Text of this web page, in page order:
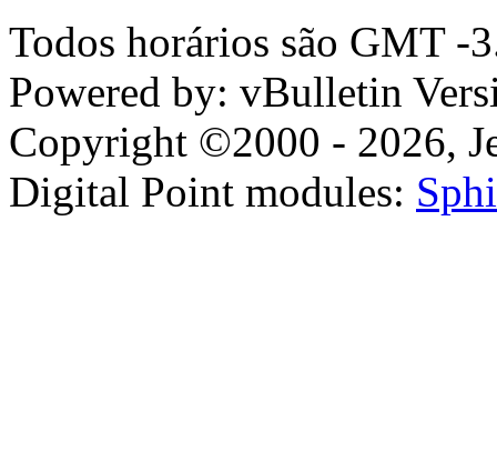
Todos horários são GMT -
Powered by: vBulletin
Copyright ©2000 - 2026,
Digital Point modules: